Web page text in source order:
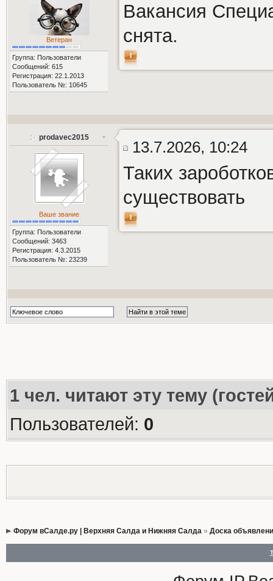
Ветеран
Группа: Пользователи
Сообщений: 615
Регистрация: 22.1.2013
Пользователь №: 10645
Вакансия
снята.
prodavec2015
Ваше звание
Группа: Пользователи
Сообщений: 3463
Регистрация: 4.3.2015
Пользователь №: 23239
13.7.2026, 10:24
Таких
существовать
1чел. читают эту тему
Пользователей: 0
Форум вСалде.ру | Верхняя Салда и Нижняя Салда» Доска